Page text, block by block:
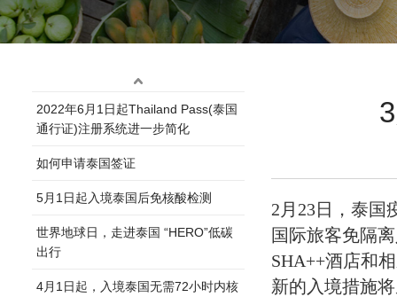
2022年6月1日起Thailand Pass(泰国
通行证)注册系统进一步简化
如何申请泰国签证
5月1日起入境泰国后免核酸检测
世界地球日，走进泰国 “HERO”低碳
出行
4月1日起，入境泰国无需72小时内核
2月23日，泰国
国际旅客免隔
SHA++酒店和
新的入境措施